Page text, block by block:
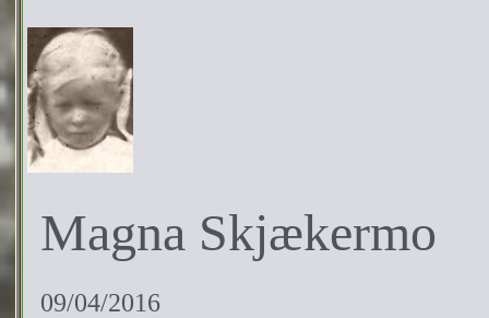
Magna Skjækermo
09/04/2016